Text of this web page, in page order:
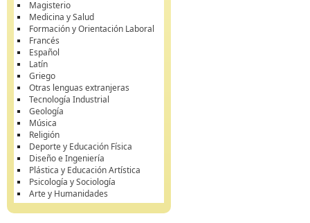
Magisterio
Medicina y Salud
Formación y Orientación Laboral
Francés
Español
Latín
Griego
Otras lenguas extranjeras
Tecnología Industrial
Geología
Música
Religión
Deporte y Educación Física
Diseño e Ingeniería
Plástica y Educación Artística
Psicología y Sociología
Arte y Humanidades